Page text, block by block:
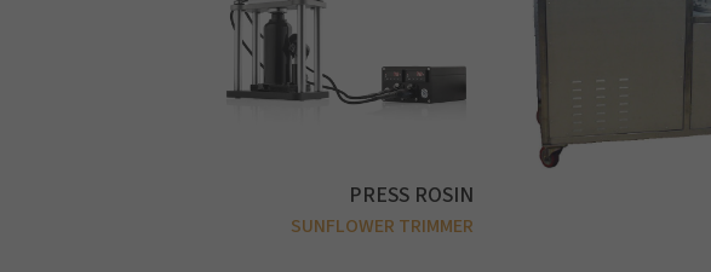
PRESS ROSIN
SUNFLOWER TRIMMER